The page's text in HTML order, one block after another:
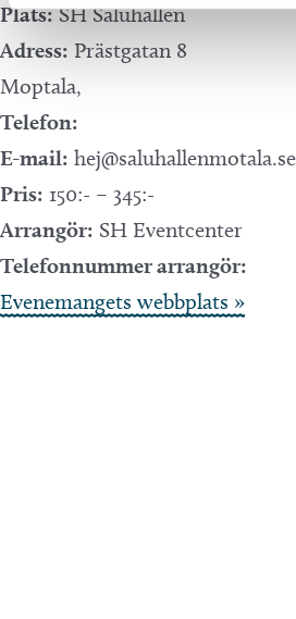
Plats:SH Saluhallen
Adress: Prästgatan 8
Moptala,
Telefon:
E-mail: hej@saluhallenmotala.se
Pris: 150:- – 345:-
Arrangör: SH Eventcenter
Telefonnummer arrangör:
Evenemangets webbplats »